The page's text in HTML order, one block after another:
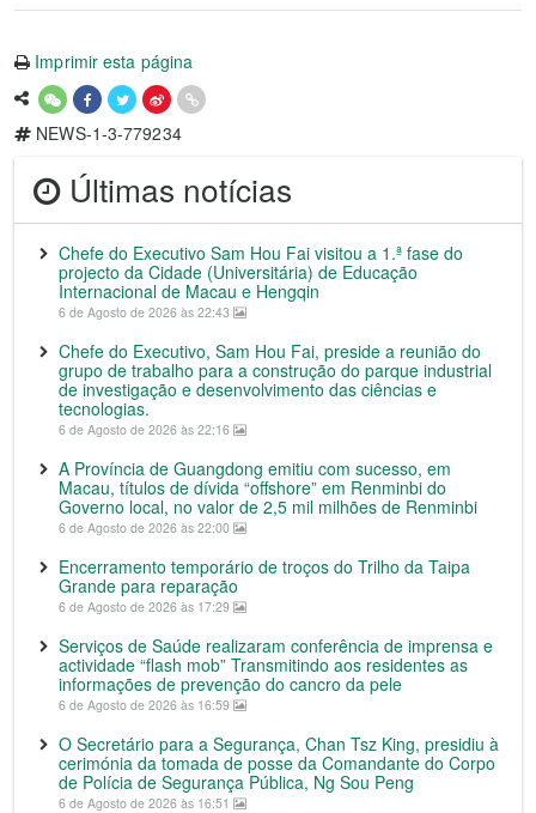
Imprimir esta página
NEWS-1-3-779234
Últimas notícias
Chefe do Executivo Sam Hou Fai visitou a 1.ª fase do
projecto da Cidade (Universitária) de Educação
Internacional de Macau e Hengqin
6 de Agosto de 2026 às 22:43
Chefe do Executivo, Sam Hou Fai, preside a reunião do
grupo de trabalho para a construção do parque industrial
de investigação e desenvolvimento das ciências e
tecnologias.
6 de Agosto de 2026 às 22:16
A Província de Guangdong emitiu com sucesso, em
Macau, títulos de dívida “offshore” em Renminbi do
Governo local, no valor de 2,5 mil milhões de Renminbi
6 de Agosto de 2026 às 22:00
Encerramento temporário de troços do Trilho da Taipa
Grande para reparação
6 de Agosto de 2026 às 17:29
Serviços de Saúde realizaram conferência de imprensa e
actividade “flash mob” Transmitindo aos residentes as
informações de prevenção do cancro da pele
6 de Agosto de 2026 às 16:59
O Secretário para a Segurança, Chan Tsz King, presidiu à
cerimónia da tomada de posse da Comandante do Corpo
de Polícia de Segurança Pública, Ng Sou Peng
6 de Agosto de 2026 às 16:51